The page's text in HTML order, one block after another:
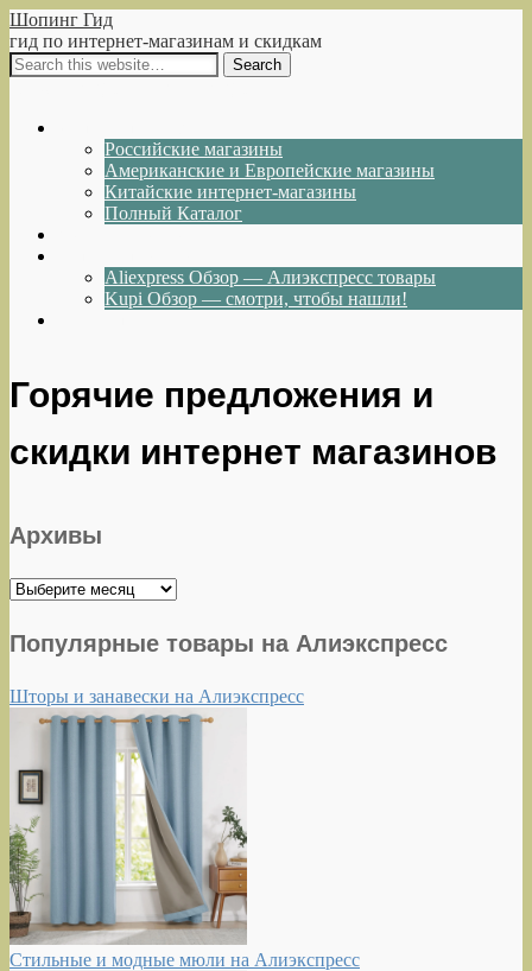
Шопинг Гид
гид по интернет-магазинам и скидкам
Российские магазины
Американские и Европейские магазины
Китайские интернет-магазины
Полный Каталог
Aliexpress Обзор — Алиэкспресс товары
Kupi Обзор — смотри, чтобы нашли!
Горячие предложения и
скидки интернет магазинов
Архивы
Архивы
Популярные товары на Алиэкспресс
Шторы и занавески на Алиэкспресс
Стильные и модные мюли на Алиэкспресс